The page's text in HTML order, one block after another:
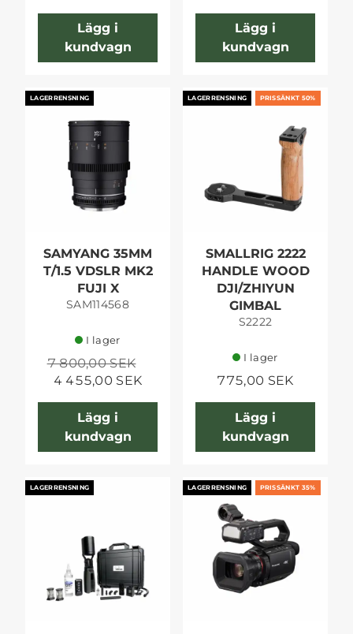
Lägg i
kundvagn
Lägg i
kundvagn
LAGERRENSNING
SAMYANG 35MM
T/1.5 VDSLR MK2
FUJI X
SAM114568
I lager
7 800,00 SEK
4 455,00 SEK
Lägg i
kundvagn
LAGERRENSNING PRISSÄNKT 50%
SMALLRIG 2222
HANDLE WOOD
DJI/ZHIYUN
GIMBAL
S2222
I lager
775,00 SEK
Lägg i
kundvagn
LAGERRENSNING LAGERRENSNING PRISSÄNKT 35%